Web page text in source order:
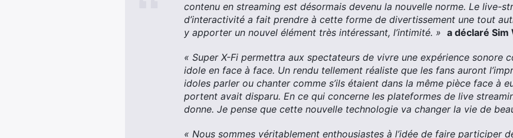
contenu en streaming est désormais devenu la nouvelle norme. Le live-
d’interactivité a fait prendre à cette forme de divertissement une tout
y apporter un nouvel élément très intéressant, l’intimité. » a déclaré Sim
« Super X-Fi permettra aux spectateurs de vivre une expérience sonore
idole en face à face. Un rendu tellement réaliste que les fans auront
idoles parler ou chanter comme s’ils étaient dans la même pièce face à
portent avait disparu. En ce qui concerne les plateformes de live
donne. Je pense que cette nouvelle technologie va changer la vie de
« Nous sommes véritablement enthousiastes à l’idée de faire participer